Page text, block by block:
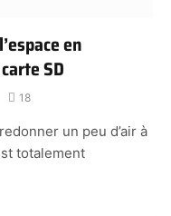
en
SD
18
un peu d’air à
totalement